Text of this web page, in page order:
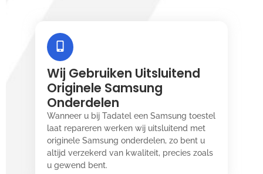
Wij Gebruiken Uitsluitend
Originele Samsung
Onderdelen
Wanneer u bij Tadatel een Samsung toestel
laat repareren werken wij uitsluitend met
originele Samsung onderdelen, zo bent u
altijd verzekerd van kwaliteit, precies zoals
u gewend bent.